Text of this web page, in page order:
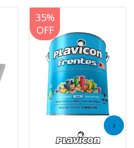
20%
OFF
35%
OFF